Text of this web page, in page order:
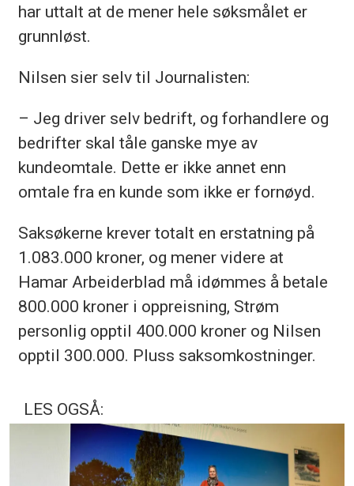
har uttalt at de mener hele søksmålet er
grunnløst.
Nilsen sier selv til Journalisten:
– Jeg driver selv bedrift, og forhandlere og
bedrifter skal tåle ganske mye av
kundeomtale. Dette er ikke annet enn
omtale fra en kunde som ikke er fornøyd.
Saksøkerne krever totalt en erstatning på
1.083.000 kroner, og mener videre at
Hamar Arbeiderblad må idømmes å betale
800.000 kroner i oppreisning, Strøm
personlig opptil 400.000 kroner og Nilsen
opptil 300.000. Pluss saksomkostninger.
LES OGSÅ: